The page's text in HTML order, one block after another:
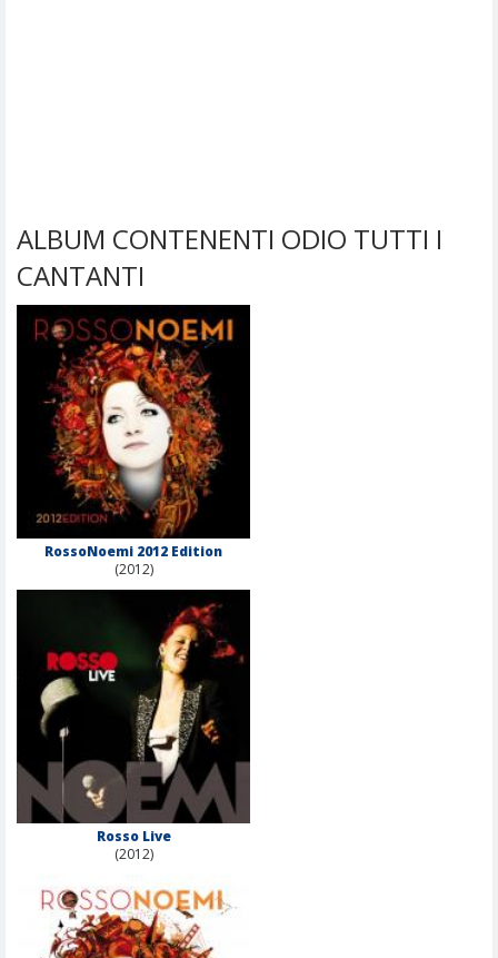
ALBUM CONTENENTI ODIO TUTTI I
CANTANTI
RossoNoemi 2012 Edition
(2012)
Rosso Live
(2012)